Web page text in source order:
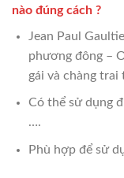
nào đúng cách ?
Jean Paul
phương đông –
gái và chàng trai
Có thể sử dụng
….
Phù hợp để sử